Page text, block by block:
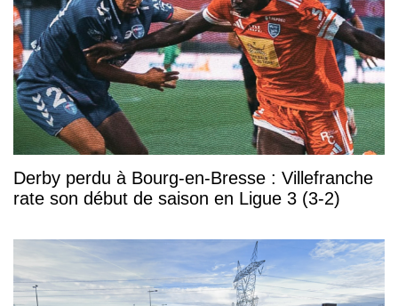
Derby perdu à Bourg-en-Bresse : Villefranche
rate son début de saison en Ligue 3 (3-2)